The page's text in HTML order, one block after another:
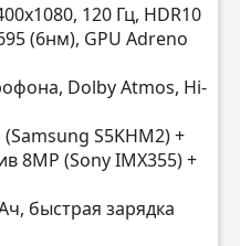
120 Гц, HDR10
(6нм), GPU Adreno
Dolby Atmos, Hi-
S5KHM2) +
8MP (Sony IMX355) +
быстрая зарядка